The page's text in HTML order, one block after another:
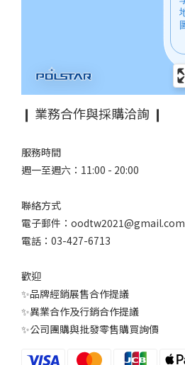
❙ 業務合作與採購洽詢 ❙
服務時間
週一至週六：11:00 - 20:00
聯絡方式
電子郵件：oodtw2021@gmail.com
電話：03-427-6713
歡迎
✨品牌經銷展售合作提議
✨異業合作及行銷合作提議
✨公司團購與批發零售購買詢價